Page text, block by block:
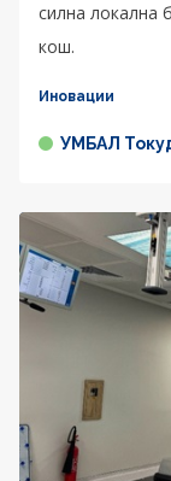
силна локална
кош.
Иновации
УМБАЛ